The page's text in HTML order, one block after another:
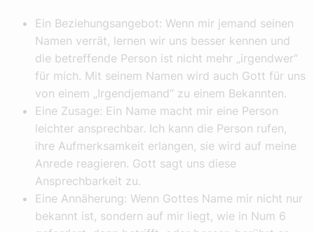
Ein Beziehungsangebot: Wenn mir jemand seinen
Namen verrät, lernen wir uns bes­ser kennen und
die betreffende Person ist nicht mehr „irgendwer“
für mich. Mit seinem Namen wird auch Gott für uns
von einem „Irgendjemand“ zu einem Bekannten.
Eine Zusage: Ein Name macht mir eine Person
leichter ansprechbar. Ich kann die Person rufen,
ihre Aufmerksamkeit erlangen, sie wird auf meine
Anrede reagieren. Gott sagt uns diese
Ansprechbarkeit zu.
Eine Annäherung: Wenn Gottes Name mir nicht nur
bekannt ist, sondern auf mir liegt, wie in Num 6